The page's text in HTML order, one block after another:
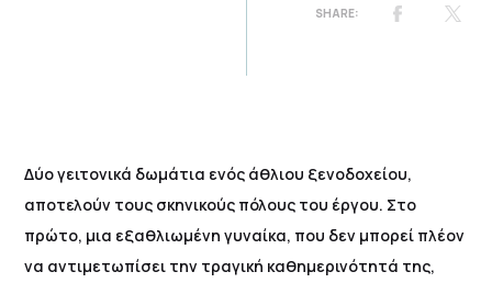
Δύο γειτονικά δωμάτια ενός άθλιου ξενοδοχείου,
αποτελούν τους σκηνικούς πόλους του έργου. Στο
πρώτο, μια εξαθλιωμένη γυναίκα, που δεν μπορεί πλέον
να αντιμετωπίσει την τραγική καθημερινότητά της,